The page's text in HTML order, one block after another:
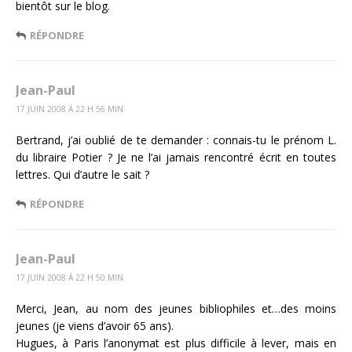
bientôt sur le blog.
RÉPONDRE
Jean-Paul
17 JUIN 2008 Á 22 H 56 MIN
Bertrand, j’ai oublié de te demander : connais-tu le prénom L.
du libraire Potier ? Je ne l’ai jamais rencontré écrit en toutes
lettres. Qui d’autre le sait ?
RÉPONDRE
Jean-Paul
17 JUIN 2008 Á 22 H 50 MIN
Merci, Jean, au nom des jeunes bibliophiles et…des moins
jeunes (je viens d’avoir 65 ans).
Hugues, à Paris l’anonymat est plus difficile à lever, mais en